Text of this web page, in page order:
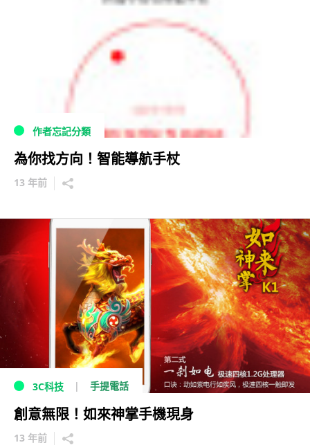
作者忘記分類
為你找方向！智能導航手杖
13 年前
3C科技 手提電話
創意無限！如來神掌手機現身
13 年前